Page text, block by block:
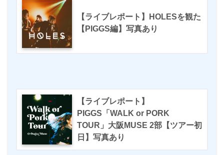
【ライブレポート】HOLESを観た
【PIGGS編】写真あり
【ライブレポート】
PIGGS「WALK or PORK
TOUR」大阪MUSE 2部【ツアー初
日】写真あり